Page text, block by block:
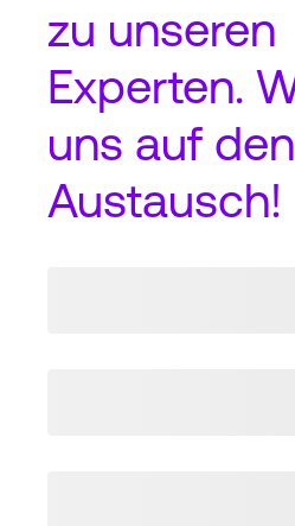
zu unseren
Experten.
uns auf den
Austausch!